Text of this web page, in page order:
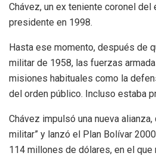
Chávez, un ex teniente coronel
presidente en 1998.
Hasta ese momento, después de
militar de 1958, las fuerzas
misiones habituales como la
del orden público. Incluso estaba
Chávez impulsó una nueva
militar” y lanzó el Plan Bolívar
114 millones de dólares, en el